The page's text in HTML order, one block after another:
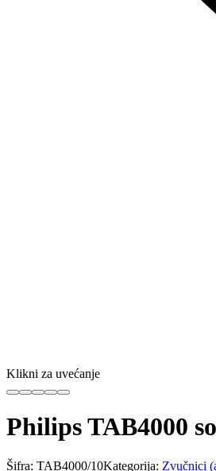
Klikni za uvećanje
Philips TAB4000
Šifra: TAB4000/10Kategorija: Zvučnici